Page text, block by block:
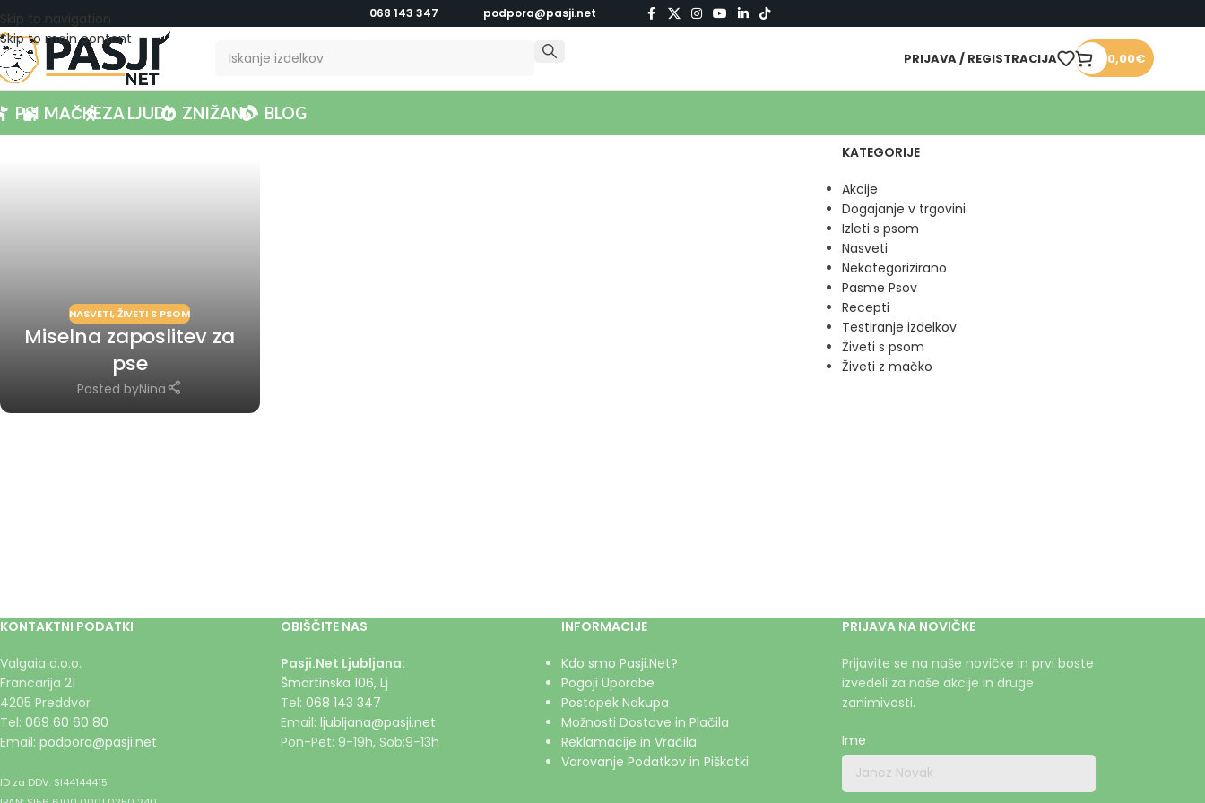
Skip to navigation
Skip to main content
068 143 347 podpora@pasji.net
PRIJAVA / REGISTRACIJA 0,00€
PSI MAČKEZA LJUDI ZNIŽANO BLOG
NASVETI,ŽIVETI S PSOM
Miselna zaposlitev za
pse
Posted byNina
KATEGORIJE
Akcije
Dogajanje v trgovini
Izleti s psom
Nasveti
Nekategorizirano
Pasme Psov
Recepti
Testiranje izdelkov
Živeti s psom
Živeti z mačko
KONTAKTNI PODATKI
Valgaia d.o.o.
Francarija 21
4205 Preddvor
Tel: 069 60 60 80
Email: podpora@pasji.net
ID za DDV: SI44144415
OBIŠČITE NAS
Pasji.Net Ljubljana:
Šmartinska 106, Lj
Tel: 068 143 347
Email: ljubljana@pasji.net
Pon-Pet: 9-19h, Sob:9-13h
INFORMACIJE
Kdo smo Pasji.Net?
Pogoji Uporabe
Postopek Nakupa
Možnosti Dostave in Plačila
Reklamacije in Vračila
Varovanje Podatkov in Piškotki
PRIJAVA NA NOVIČKE
Prijavite se na naše novičke in prvi boste
izvedeli za naše akcije in druge
zanimivosti.
Ime